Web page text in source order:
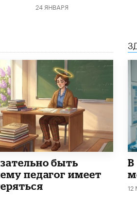
24 ЯНВАРЯ
быть
педагог имеет
В